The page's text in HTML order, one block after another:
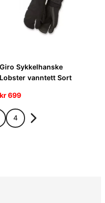
Giro Sykkelhanske
Lobster vanntett Sort
kr699
4